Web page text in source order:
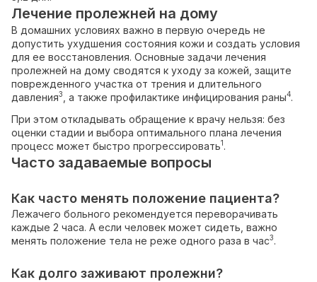
Лечение пролежней на дому
В домашних условиях важно в первую очередь не
допустить ухудшения состояния кожи и создать условия
для ее восстановления. Основные задачи лечения
пролежней на дому сводятся к уходу за кожей, защите
поврежденного участка от трения и длительного
давления3, а также профилактике инфицирования раны4.
При этом откладывать обращение к врачу нельзя: без
оценки стадии и выбора оптимального плана лечения
процесс может быстро прогрессировать1 .
Часто задаваемые вопросы
Как часто менять положение пациента?
Лежачего больного рекомендуется переворачивать
каждые 2 часа. А если человек может сидеть, важно
менять положение тела не реже одного раза в час3.
Как долго заживают пролежни?